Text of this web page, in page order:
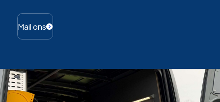
Mail ons